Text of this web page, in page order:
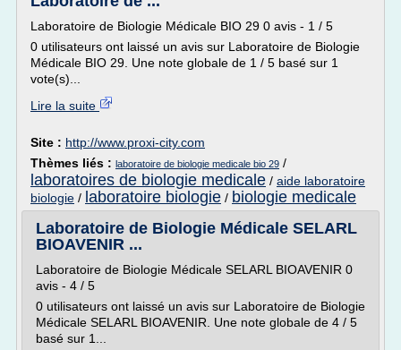
Laboratoire de Biologie Médicale BIO 29 0 avis - 1 / 5
0 utilisateurs ont laissé un avis sur Laboratoire de Biologie
Médicale BIO 29. Une note globale de 1 / 5 basé sur 1
vote(s)...
Lire la suite
Site : http://www.proxi-city.com
Thèmes liés : laboratoire de biologie medicale bio 29 /
laboratoires de biologie medicale / aide laboratoire
biologie / laboratoire biologie / biologie medicale
Laboratoire de Biologie Médicale SELARL
BIOAVENIR ...
Laboratoire de Biologie Médicale SELARL BIOAVENIR 0
avis - 4 / 5
0 utilisateurs ont laissé un avis sur Laboratoire de Biologie
Médicale SELARL BIOAVENIR. Une note globale de 4 / 5
basé sur 1...